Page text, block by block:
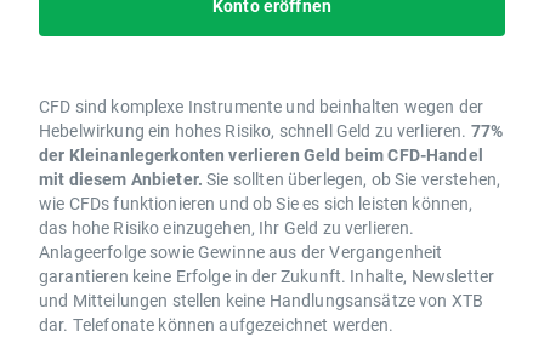
Konto eröffnen
CFD sind komplexe Instrumente und beinhalten wegen der
Hebelwirkung ein hohes Risiko, schnell Geld zu verlieren. 77%
der Kleinanlegerkonten verlieren Geld beim CFD-Handel
mit diesem Anbieter. Sie sollten überlegen, ob Sie verstehen,
wie CFDs funktionieren und ob Sie es sich leisten können,
das hohe Risiko einzugehen, Ihr Geld zu verlieren.
Anlageerfolge sowie Gewinne aus der Vergangenheit
garantieren keine Erfolge in der Zukunft. Inhalte, Newsletter
und Mitteilungen stellen keine Handlungsansätze von XTB
dar. Telefonate können aufgezeichnet werden.